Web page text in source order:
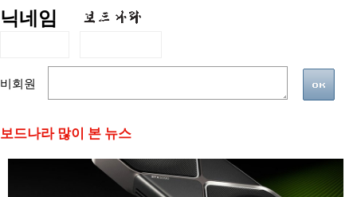
닉네임
비회원
보드나라 많이 본 뉴스